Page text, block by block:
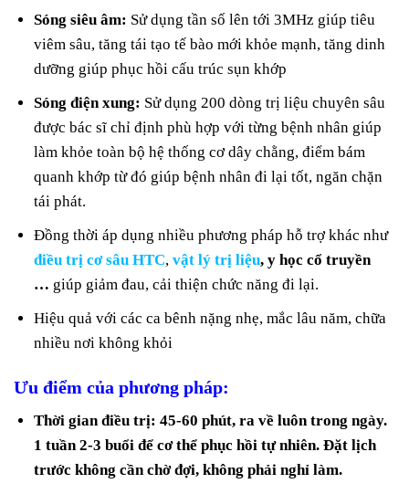
Sóng siêu âm: Sử dụng tần số lên tới 3MHz giúp tiêu
viêm sâu, tăng tái tạo tế bào mới khỏe mạnh, tăng dinh
dưỡng giúp phục hồi cấu trúc sụn khớp
Sóng điện xung: Sử dụng 200 dòng trị liệu chuyên sâu
được bác sĩ chỉ định phù hợp với từng bệnh nhân giúp
làm khỏe toàn bộ hệ thống cơ dây chằng, điểm bám
quanh khớp từ đó giúp bệnh nhân đi lại tốt, ngăn chặn
tái phát.
Đồng thời áp dụng nhiều phương pháp hỗ trợ khác như
điều trị cơ sâu HTC,vật lý trị liệu, y học cổ truyền
… giúp giảm đau, cải thiện chức năng đi lại.
Hiệu quả với các ca bênh nặng nhẹ, mắc lâu năm, chữa
nhiều nơi không khỏi
Ưu điểm của phương pháp:
Thời gian điều trị: 45-60 phút, ra về luôn trong ngày.
1 tuần 2-3 buổi để cơ thể phục hồi tự nhiên. Đặt lịch
trước không cần chờ đợi, không phải nghỉ làm.